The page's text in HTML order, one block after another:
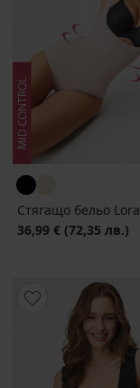
Стягащо бельо Lora
36,99 € (72,35 лв.)